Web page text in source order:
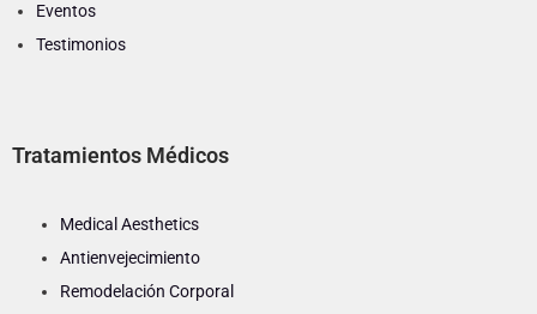
Eventos
Testimonios
Tratamientos Médicos
Medical Aesthetics
Antienvejecimiento
Remodelación Corporal